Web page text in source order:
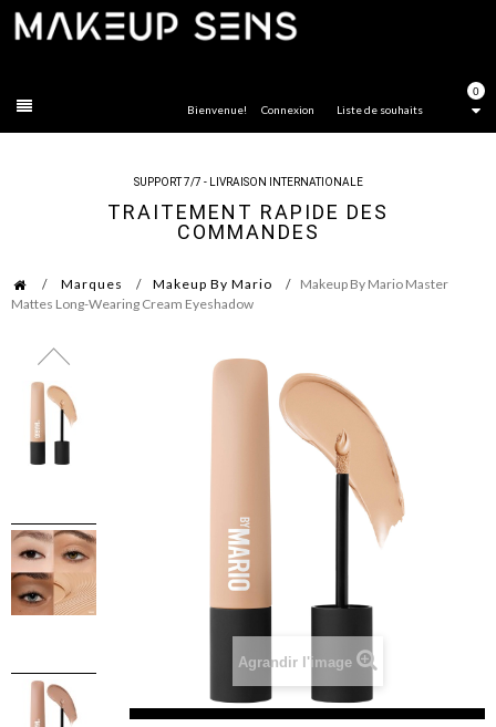
0
Liste de souhaits
Bienvenue! Connexion
SUPPORT 7/7 - LIVRAISON INTERNATIONALE
TRAITEMENT RAPIDE DES
COMMANDES
Marques Makeup By Mario
Makeup By Mario Master
Mattes Long-Wearing Cream Eyeshadow
Agrandir l'image